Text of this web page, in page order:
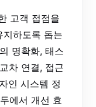
고객 접점을
하도록 돕는
명확화, 태스
차 연결, 접근
인 시스템 정
에서 개선 효